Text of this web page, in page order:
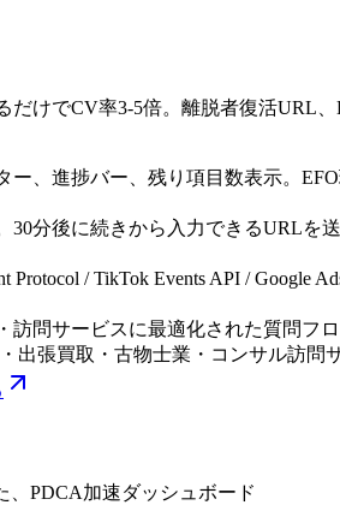
だけでCV率3-5倍。離脱者復活URL
ー、進捗バー、残り項目数表示。
30分後に続きから入力できるURLを
Protocol / TikTok Events API / Google
訪問サービスに最適化された質問フロ
出張買取・古物士業・コンサル訪問
、PDCA加速ダッシュボード